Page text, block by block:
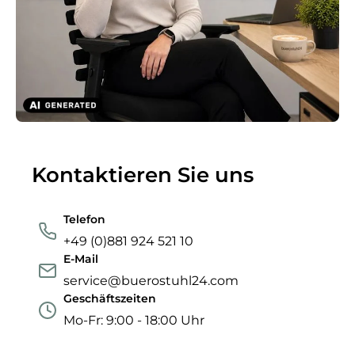
Kontaktieren Sie uns
Telefon
+49 (0)881 924 521 10
E-Mail
service@buerostuhl24.com
Geschäftszeiten
Mo-Fr: 9:00 - 18:00 Uhr